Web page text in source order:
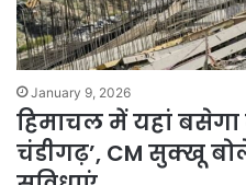
January 9, 2026
हिमाचल में यहां बसेगा
चंडीगढ़’, CM सुक्‍खू